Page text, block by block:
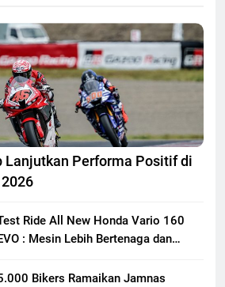
Lanjutkan Performa Positif di
Ride All New Honda Vario 160
EVO : Mesin Lebih Bertenaga dan
Bikers Ramaikan Jamnas